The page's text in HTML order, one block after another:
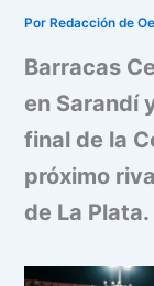
Por Redacción de
Barracas
en Sarandí
final de la
próximo
de La Plata.